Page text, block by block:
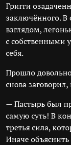
Григги
заключённого.
взглядом,
с собственными
себя.
Прошло
снова
— Пастырь был
самую суть! В
третья сила,
Иначе